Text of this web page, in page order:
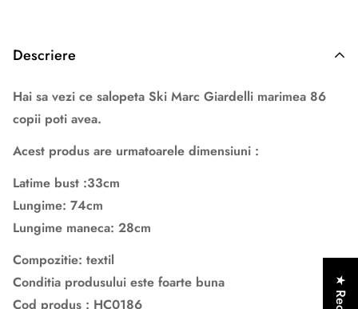
Descriere
Hai sa vezi ce salopeta Ski Marc Giardelli marimea 86
copii poti avea.
Acest produs are urmatoarele dimensiuni :
Latime bust :33cm
Lungime: 74cm
Lungime maneca: 28cm
Compozitie: textil
Conditia produsului este foarte buna
Cod produs : HC0186